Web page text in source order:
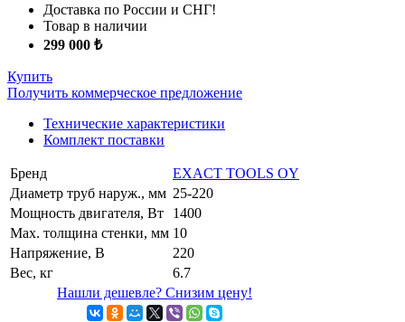
Доставка по России и СНГ!
Товар в наличии
299 000 ₺
Купить
Получить коммерческое предложение
Технические характеристики
Комплект поставки
Бренд
EXACT TOOLS OY
Диаметр труб наруж., мм 25-220
Мощность двигателя, Вт
1400
Маx. толщина стенки, мм 10
Напряжение, В
220
Вес, кг
6.7
Нашли дешевле? Снизим цену!